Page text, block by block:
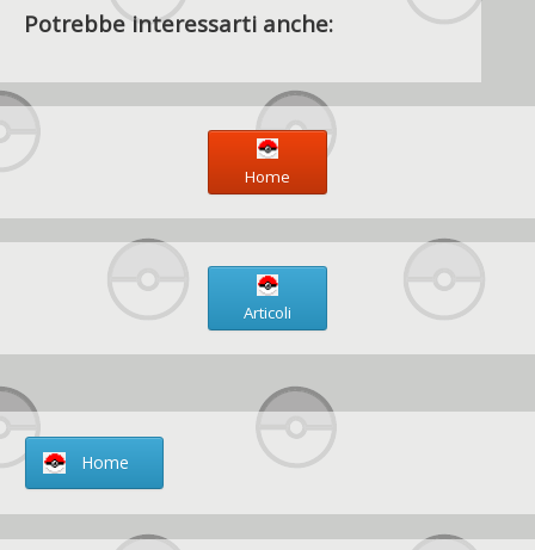
Potrebbe interessarti anche:
Home
Articoli
Home